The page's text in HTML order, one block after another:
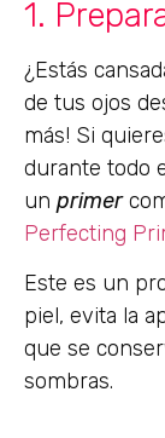
1.
¿Estás
de tus ojos
más! Si
durante todo
un primer
Perfecting
Este es un
piel, evita la
que se
sombras.